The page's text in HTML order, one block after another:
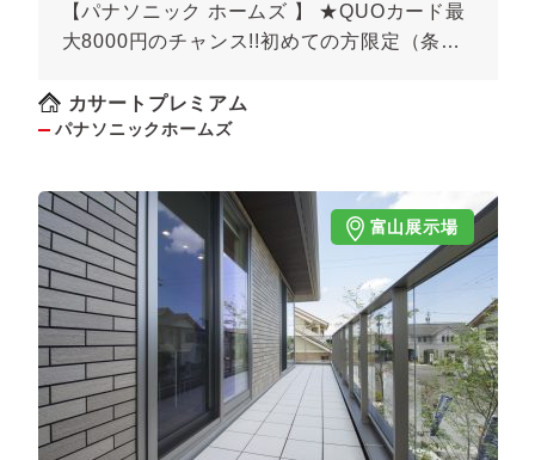
【パナソニック ホームズ 】 ★QUOカード最
大8000円のチャンス!!初めての方限定（条件
カサートプレミアム
パナソニックホームズ
富山展示場